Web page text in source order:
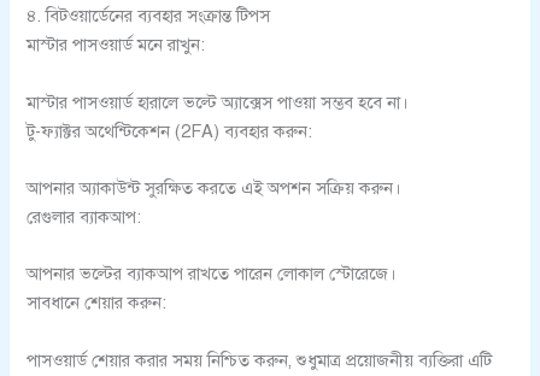
৪. বিটওয়ার্ডেনের ব্যবহার সংক্রান্ত টিপস
মাস্টার পাসওয়ার্ড মনে রাখুন:
মাস্টার পাসওয়ার্ড হারালে ভল্টে অ্যাক্সেস পাওয়া সম্ভব হবে না।
টু-ফ্যাক্টর অথেন্টিকেশন (2FA) ব্যবহার করুন:
আপনার অ্যাকাউন্ট সুরক্ষিত করতে এই অপশন সক্রিয় করুন।
রেগুলার ব্যাকআপ:
আপনার ভল্টের ব্যাকআপ রাখতে পারেন লোকাল স্টোরেজে।
সাবধানে শেয়ার করুন:
পাসওয়ার্ড শেয়ার করার সময় নিশ্চিত করুন, শুধুমাত্র প্রয়োজনীয় ব্যক্তিরা এটি